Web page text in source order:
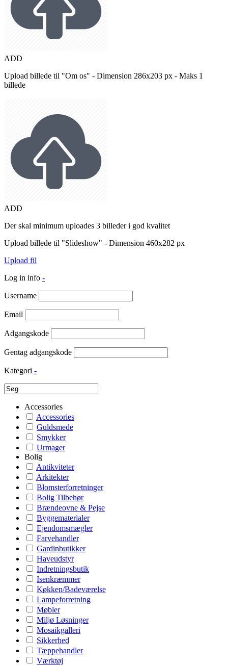
ADD
Upload billede til "Om os" - Dimension 286x203 px - Maks 1
billede
ADD
Der skal minimum uploades 3 billeder i god kvalitet
Upload billede til "Slideshow" - Dimension 460x282 px
Upload fil
Log in info -
Username
Email
Adgangskode
Gentag adgangskode
Kategori -
Accessories
Accessories
Guldsmede
Smykker
Urmager
Bolig
Antikviteter
Arkitekter
Blomsterforretninger
Bolig Tilbehør
Brændeovne & Pejse
Byggematerialer
Ejendomsmægler
Farvehandler
Gardinbutikker
Haveudstyr
Indretningsbutik
Isenkræmmer
Køkken/Badeværelse
Lampeforretning
Møbler
Miljø Løsninger
Mosaikgalleri
Sikkerhed
Tæppehandler
Værktøj